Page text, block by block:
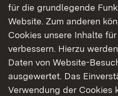
Schritt-Anleitung zu
Finde dein Studium in
für die grundlegende
Website. Zum anderen
Cookies unsere Inhalte
verbessern. Hierzu
Daten von Website-
ausgewertet. Das
Verwendung der Cookies